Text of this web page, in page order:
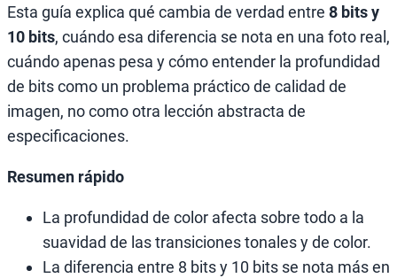
Esta guía explica qué cambia de verdad entre 8 bits y
10 bits, cuándo esa diferencia se nota en una foto real,
cuándo apenas pesa y cómo entender la profundidad
de bits como un problema práctico de calidad de
imagen, no como otra lección abstracta de
especificaciones.
Resumen rápido
La profundidad de color afecta sobre todo a la
suavidad de las transiciones tonales y de color.
La diferencia entre 8 bits y 10 bits se nota más en